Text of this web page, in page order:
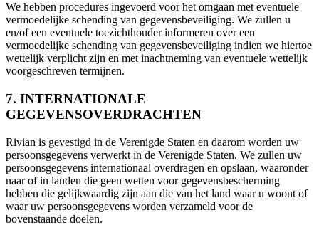
We hebben procedures ingevoerd voor het omgaan met eventuele
vermoedelijke schending van gegevensbeveiliging. We zullen u
en/of een eventuele toezichthouder informeren over een
vermoedelijke schending van gegevensbeveiliging indien we hiertoe
wettelijk verplicht zijn en met inachtneming van eventuele wettelijk
voorgeschreven termijnen.
7. INTERNATIONALE
GEGEVENSOVERDRACHTEN
Rivian is gevestigd in de Verenigde Staten en daarom worden uw
persoonsgegevens verwerkt in de Verenigde Staten. We zullen uw
persoonsgegevens internationaal overdragen en opslaan, waaronder
naar of in landen die geen wetten voor gegevensbescherming
hebben die gelijkwaardig zijn aan die van het land waar u woont of
waar uw persoonsgegevens worden verzameld voor de
bovenstaande doelen.